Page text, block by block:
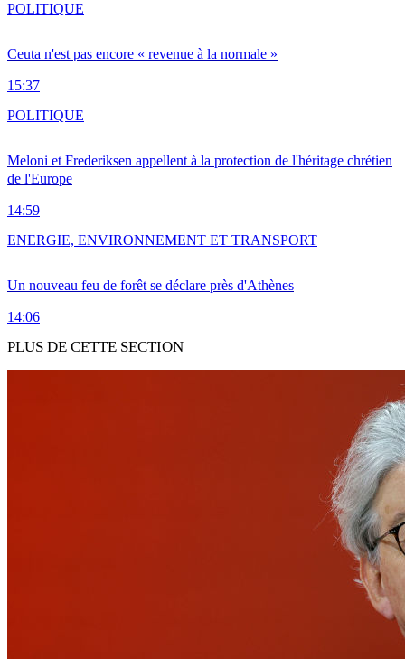
Ceuta n'est pas encore « revenue à la normale »
15:37
POLITIQUE
Meloni et Frederiksen appellent à la protection de l'héritage chrétien
de l'Europe
14:59
POLITIQUE
Un nouveau feu de forêt se déclare près d'Athènes
14:06
ENERGIE, ENVIRONNEMENT ET TRANSPORT
PLUS DE CETTE SECTION